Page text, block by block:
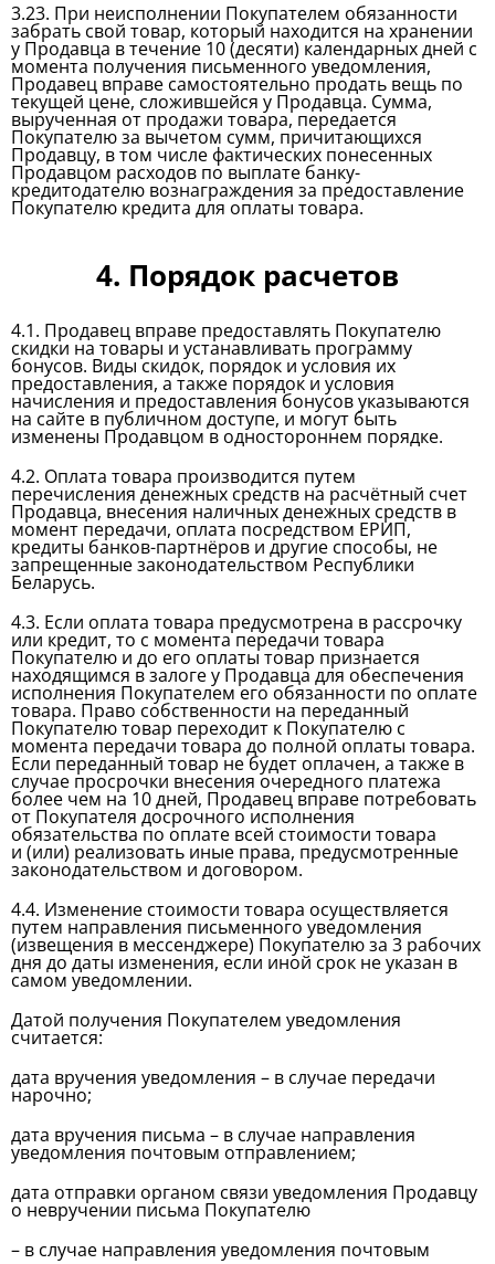
3.23. При неисполнении Покупателем обязанности
забрать свой товар, который находится на хранении
у Продавца в течение 10 (десяти) календарных дней с
момента получения письменного уведомления,
Продавец вправе самостоятельно продать вещь по
текущей цене, сложившейся у Продавца. Сумма,
вырученная от продажи товара, передается
Покупателю за вычетом сумм, причитающихся
Продавцу, в том числе фактических понесенных
Продавцом расходов по выплате банку-
кредитодателю вознаграждения за предоставление
Покупателю кредита для оплаты товара.
4. Порядок расчетов
4.1. Продавец вправе предоставлять Покупателю
скидки на товары и устанавливать программу
бонусов. Виды скидок, порядок и условия их
предоставления, а также порядок и условия
начисления и предоставления бонусов указываются
на сайте в публичном доступе, и могут быть
изменены Продавцом в одностороннем порядке.
4.2. Оплата товара производится путем
перечисления денежных средств на расчётный счет
Продавца, внесения наличных денежных средств в
момент передачи, оплата посредством ЕРИП,
кредиты банков-партнёров и другие способы, не
запрещенные законодательством Республики
Беларусь.
4.3. Если оплата товара предусмотрена в рассрочку
или кредит, то с момента передачи товара
Покупателю и до его оплаты товар признается
находящимся в залоге у Продавца для обеспечения
исполнения Покупателем его обязанности по оплате
товара. Право собственности на переданный
Покупателю товар переходит к Покупателю с
момента передачи товара до полной оплаты товара.
Если переданный товар не будет оплачен, а также в
случае просрочки внесения очередного платежа
более чем на 10 дней, Продавец вправе потребовать
от Покупателя досрочного исполнения
обязательства по оплате всей стоимости товара
и (или) реализовать иные права, предусмотренные
законодательством и договором.
4.4. Изменение стоимости товара осуществляется
путем направления письменного уведомления
(извещения в мессенджере) Покупателю за 3 рабочих
дня до даты изменения, если иной срок не указан в
самом уведомлении.
Датой получения Покупателем уведомления
считается:
дата вручения уведомления – в случае передачи
нарочно;
дата вручения письма – в случае направления
уведомления почтовым отправлением;
дата отправки органом связи уведомления Продавцу
о невручении письма Покупателю
– в случае направления уведомления почтовым